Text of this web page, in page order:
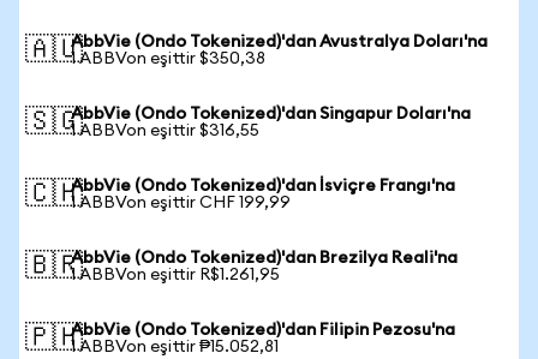
🇦🇺AbbVie (Ondo Tokenized)'dan Avustralya Doları'na
1 ABBVon eşittir $350,38
🇸🇬AbbVie (Ondo Tokenized)'dan Singapur Doları'na
1 ABBVon eşittir $316,55
🇨🇭AbbVie (Ondo Tokenized)'dan İsviçre Frangı'na
1 ABBVon eşittir CHF 199,99
🇧🇷AbbVie (Ondo Tokenized)'dan Brezilya Reali'na
1 ABBVon eşittir R$1.261,95
🇵🇭AbbVie (Ondo Tokenized)'dan Filipin Pezosu'na
1 ABBVon eşittir ₱15.052,81